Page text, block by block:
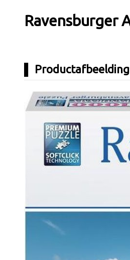
Ravensburger
Productafbeelding